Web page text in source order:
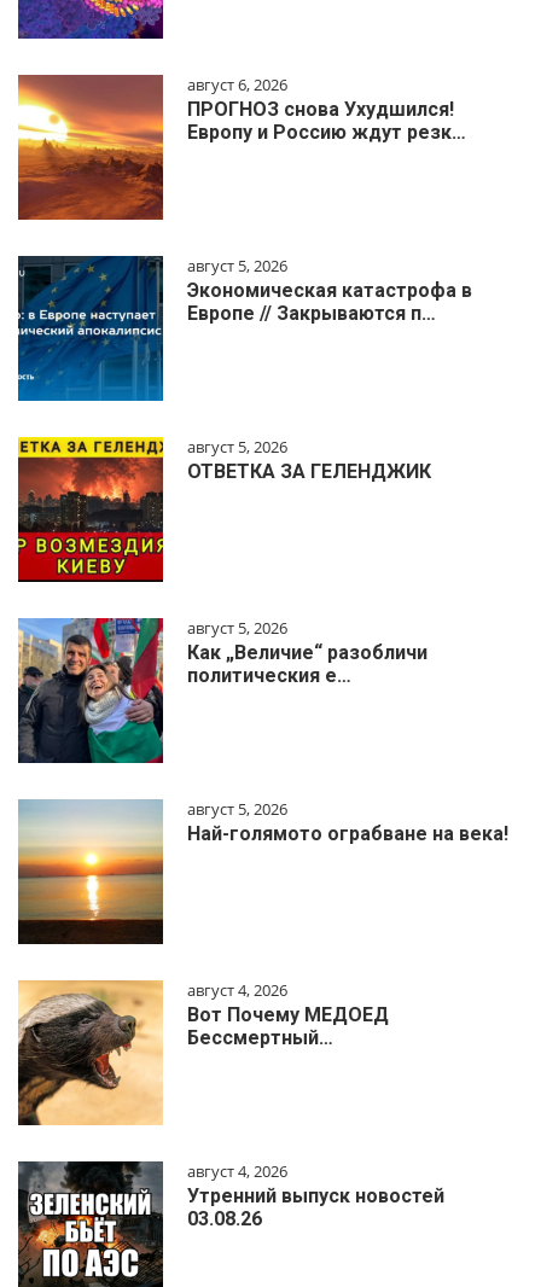
август 6, 2026
ПРОГНОЗ снова Ухудшился!
Европу и Россию ждут резк…
август 5, 2026
Экономическая катастрофа в
Европе // Закрываются п…
август 5, 2026
ОТВЕТКА ЗА ГЕЛЕНДЖИК
август 5, 2026
Как „Величие“ разобличи
политическия е…
август 5, 2026
Най-голямото ограбване на века!
август 4, 2026
Вот Почему МЕДОЕД
Бессмертный…
август 4, 2026
Утренний выпуск новостей
03.08.26